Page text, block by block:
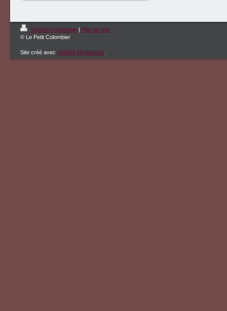
Version imprimable | Plan du site
© Le Petit Colombier
Site créé avec IONOS MyWebsite